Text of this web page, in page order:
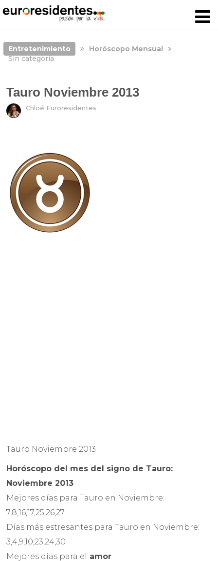
Entretenimiento
Horóscopo Mensual
Sin categoría
Tauro Noviembre 2013
Chloé Euroresidentes
Tauro Noviembre 2013
Horóscopo del mes del signo de Tauro:
Noviembre 2013
Mejores días para Tauro en Noviembre:
7,8,16,17,25,26,27
Días más estresantes para Tauro en Noviembre:
3,4,9,10,23,24,30
Mejores días para el
amor